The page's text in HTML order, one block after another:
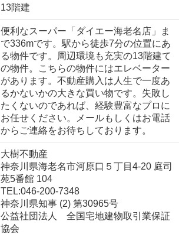
13階建
便利なスーパー「ダイエー海老名店」ま
で336mです。駅から徒歩7分の位置にあ
る物件です。周辺環境も充実の13階建て
の物件。こちらの物件にはエレベーター
があります。不動産購入は人生で一度あ
るかないかの大きな買い物です。失敗し
たくないのであれば、経験豊富なプロに
お任せください。メールもしくはお電話
からご連絡をお待ちしております。
大樹不動産
神奈川県海老名市河原口５丁目4-20 庭司
苑5番館 104
TEL:046-200-7348
神奈川県知事 (2) 第30965号
公益社団法人 全国宅地建物取引業保証
協会